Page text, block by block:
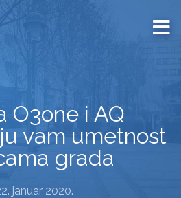
O3one i AQ
vam umetnost
grada
januar 2020.